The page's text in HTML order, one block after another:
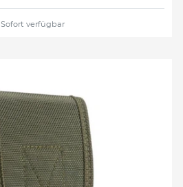
Sofort verfügbar